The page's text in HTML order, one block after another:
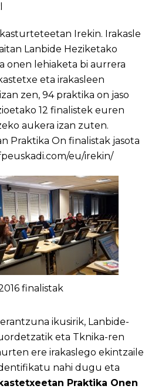
ikasturteteetan Irekin. Irakasle
Lanbide Heziketako
onen lehiaketa bi aurrera
eta irakasleen
zen, 94 praktika on jaso
12 finalistek euren
aukera izan zuten.
Praktika On finalistak jasota
eu/irekin/
finalistak
ikusirik, Lanbide-
eta Tknika-ren
ere irakaslego ekintzaile
nahi dugu eta
Praktika Onen